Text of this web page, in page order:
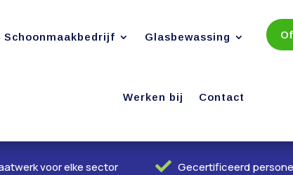
Schoonmaakbedrijf Glasbewassing
Werken bij Contact
voor elke sector  Gecertificeerd